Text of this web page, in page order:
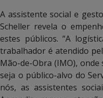
A assistente social e
Scheller revela o
estes públicos. “A
trabalhador é atendido
Mão-de-Obra (IMO),
seja o público-alvo do
nós, as assistentes